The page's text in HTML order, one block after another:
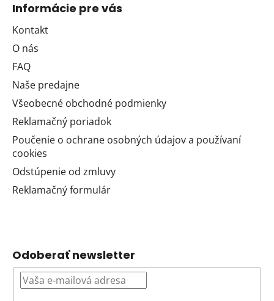
Informácie pre vás
Kontakt
O nás
FAQ
Naše predajne
Všeobecné obchodné podmienky
Reklamačný poriadok
Poučenie o ochrane osobných údajov a používaní
cookies
Odstúpenie od zmluvy
Reklamačný formulár
Odoberať newsletter